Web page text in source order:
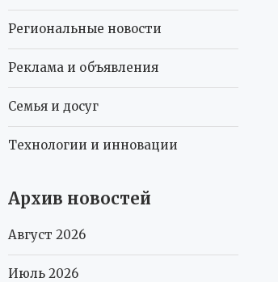
Региональные новости
Реклама и объявления
Семья и досуг
Технологии и инновации
Архив новостей
Август 2026
Июль 2026